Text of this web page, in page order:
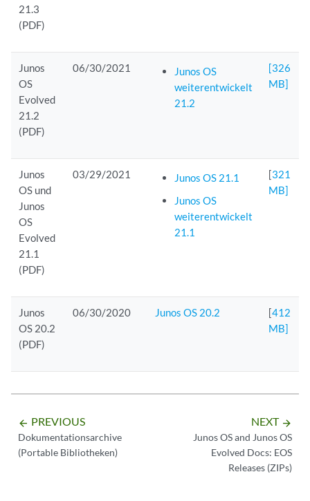
21.3
(PDF)
Junos
OS
Evolved
21.2
(PDF)
06/30/2021
Junos OS
weiterentwickelt
21.2
[326
MB]
Junos
OS und
Junos
OS
Evolved
21.1
(PDF)
03/29/2021
Junos OS 21.1
Junos OS
weiterentwickelt
21.1
[321
MB]
Junos
OS 20.2
(PDF)
06/30/2020 Junos OS 20.2 [412
MB]
arrow_backward PREVIOUS
Dokumentationsarchive
(Portable Bibliotheken)
NEXT arrow_forward
Junos OS and Junos OS
Evolved Docs: EOS
Releases (ZIPs)